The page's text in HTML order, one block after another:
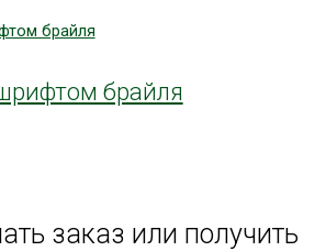
брайля
заказ или получить